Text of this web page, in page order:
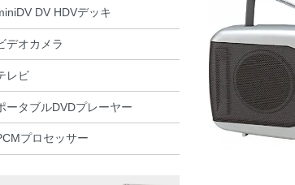
DV HDVデッキ
デオカメラ
レビ
ータブルDVDプレーヤー
プロセッサー